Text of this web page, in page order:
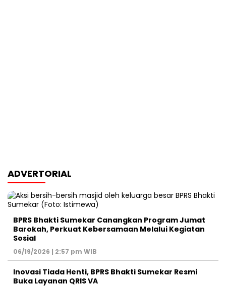
ADVERTORIAL
BPRS Bhakti Sumekar Canangkan Program Jumat
Barokah, Perkuat Kebersamaan Melalui Kegiatan
Sosial
06/19/2026 | 2:57 pm WIB
Inovasi Tiada Henti, BPRS Bhakti Sumekar Resmi
Buka Layanan QRIS VA